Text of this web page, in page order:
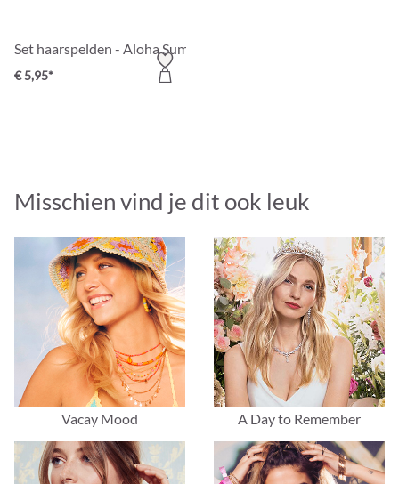
Set haarspelden - Aloha Summer
€ 5,95*
Misschien vind je dit ook leuk
Vacay Mood A Day to Remember